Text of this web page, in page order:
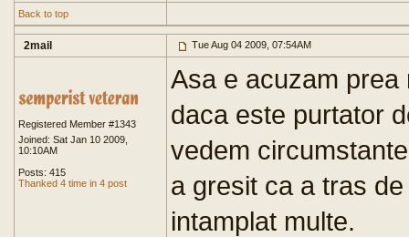
Back to top
2mail Tue Aug 04 2009, 07:54AM
Registered Member #1343
Joined: Sat Jan 10 2009,
10:10AM
Posts: 415
Thanked 4 time in 4 post
Asa e acuzam
daca este purtator
vedem
a gresit ca a tras
intamplat multe.